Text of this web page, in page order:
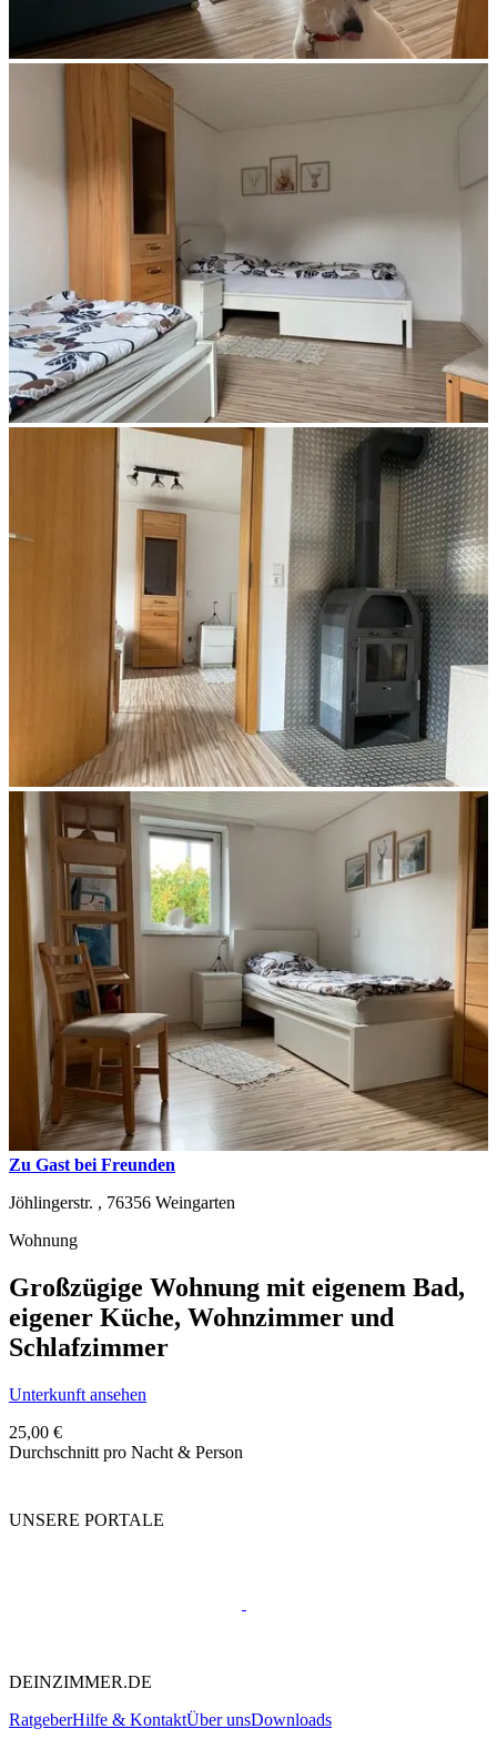
Zu Gast bei Freunden
Jöhlingerstr. , 76356 Weingarten
Wohnung
Großzügige Wohnung mit eigenem Bad,
eigener Küche, Wohnzimmer und
Schlafzimmer
Unterkunft ansehen
25,00 €
Durchschnitt pro Nacht & Person
UNSERE PORTALE
DEINZIMMER.DE
RatgeberHilfe & KontaktÜber unsDownloads